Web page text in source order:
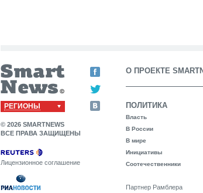
РЕГИОНЫ
© 2026 SMARTNEWS
ВСЕ ПРАВА ЗАЩИЩЕНЫ
Лицензионное соглашение
О ПРОЕКТЕ
ПОЛИТИКА
Власть
В России
В мире
Инициативы
Соотечественники
Партнер Рамблера